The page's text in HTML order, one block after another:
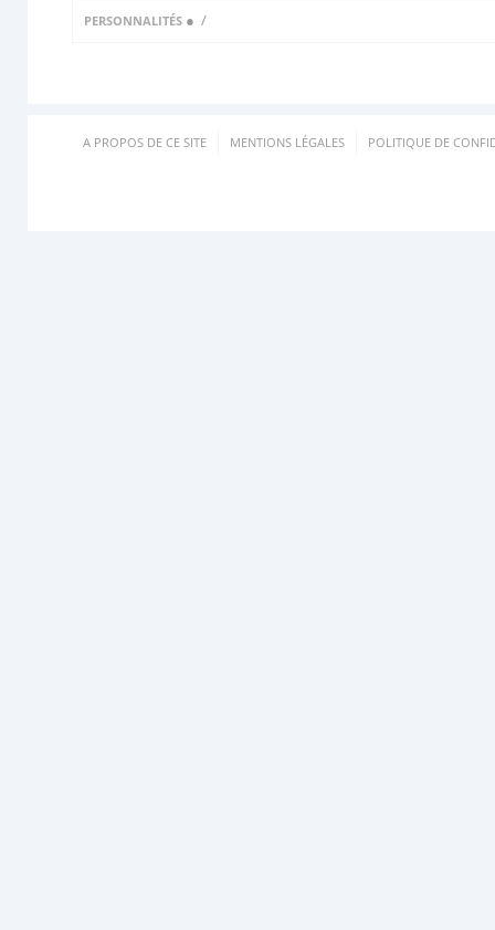
PERSONNALITÉS ● /
A PROPOS DE CE SITE MENTIONS LÉGALES POLITIQUE DE